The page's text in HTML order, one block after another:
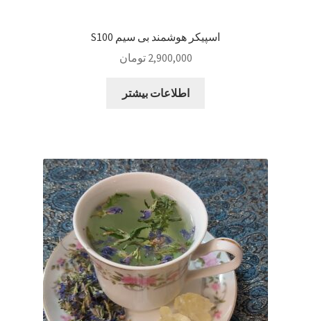
اسپیکر هوشمند بی سیم S100
2,900,000 تومان
اطلاعات بیشتر